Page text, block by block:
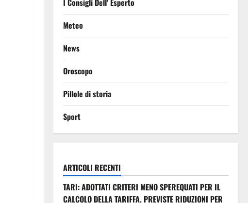
I Consigli Dell' Esperto
Meteo
News
Oroscopo
Pillole di storia
Sport
ARTICOLI RECENTI
TARI: ADOTTATI CRITERI MENO SPEREQUATI PER IL
CALCOLO DELLA TARIFFA. PREVISTE RIDUZIONI PER